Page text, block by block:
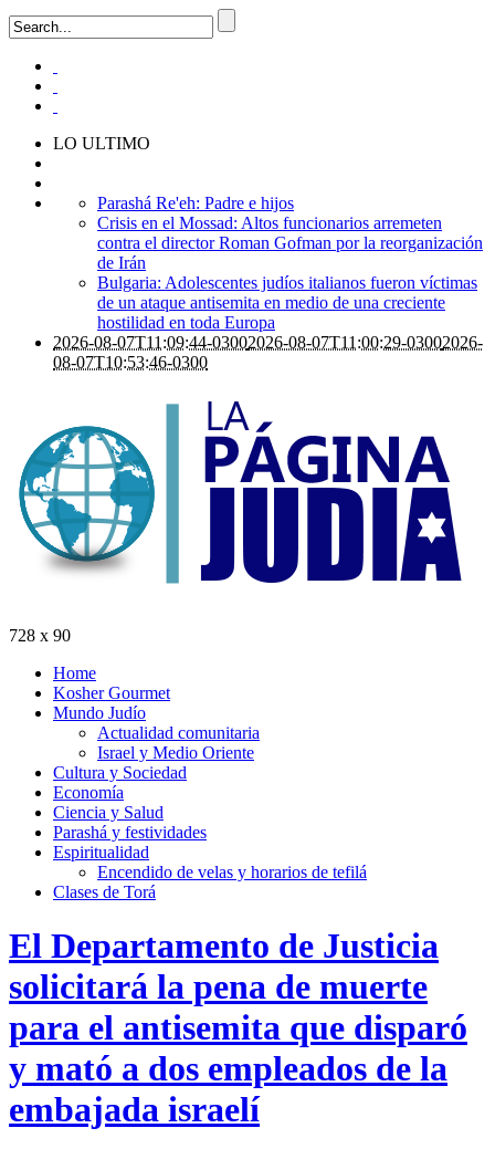
LO ULTIMO
Parashá Re'eh: Padre e hijos
Crisis en el Mossad: Altos funcionarios arremeten
contra el director Roman Gofman por la reorganización
de Irán
Bulgaria: Adolescentes judíos italianos fueron víctimas
de un ataque antisemita en medio de una creciente
hostilidad en toda Europa
2026-08-07T11:09:44-03002026-08-07T11:00:29-03002026-
08-07T10:53:46-0300
728 x 90
Home
Kosher Gourmet
Mundo Judío
Actualidad comunitaria
Israel y Medio Oriente
Cultura y Sociedad
Economía
Ciencia y Salud
Parashá y festividades
Espiritualidad
Encendido de velas y horarios de tefilá
Clases de Torá
El Departamento de Justicia
solicitará la pena de muerte
para el antisemita que disparó
y mató a dos empleados de la
embajada israelí